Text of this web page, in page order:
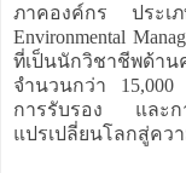
ภาคองค์กร ประ
Environmental
ที่เป็นนักวิชาชีพด้าน
จำนวนกว่า
การรับรอง และกา
แปรเปลี่ยนโลกสู่คว